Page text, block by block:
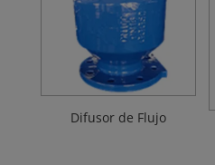
Difusor de Flujo